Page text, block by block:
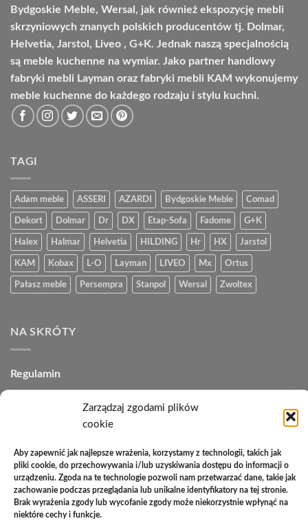
Zarządzaj zgodami plików
cookie
Aby zapewnić jak najlepsze wrażenia, korzystamy z technologii, takich jak
pliki cookie, do przechowywania i/lub uzyskiwania dostępu do informacji o
urządzeniu. Zgoda na te technologie pozwoli nam przetwarzać dane, takie jak
zachowanie podczas przeglądania lub unikalne identyfikatory na tej stronie.
Brak wyrażenia zgody lub wycofanie zgody może niekorzystnie wpłynąć na
niektóre cechy i funkcje.
Bydgoskie Meble, Wersal, jak również ekspozycję mebli
skrzyniowych znanych polskich producentów tj. Dolmar,
Helvetia, Jarstol, Liveo , G+K. Jednak naszą specjalnością
są meble kuchenne na wymiar. Jako partner handlowy
fabryki mebli Layman oraz fabryki mebli KAM wykonujemy
meble kuchenne do każdego rodzaju i stylu kuchni.
TAGI
Adam meble ASSERI AZARDI Bydgoskie Meble Comad
Dekort Dolmar Dr DX Etap-Sofa Fadome G+K
Halex Halmar Helvetia HILDING Hr HX Jarstol
KAM Kobax L-O Layman LIVEO Mx Ortus
Pałasz meble Persempra Stanpol Wersal Zwoltex
NA SKRÓTY
Regulamin
Polityka prywatności
Polityka zwrotów
Zakupy na raty
Kontakt